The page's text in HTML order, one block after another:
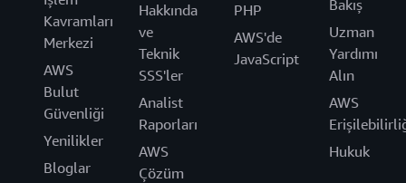
Kavramları
Merkezi
AWS
Bulut
Güvenliği
Yenilikler
Bloglar
Hakkında
ve
Teknik
SSS'ler
Analist
Raporları
AWS
Çözüm
PHP
AWS'de
JavaScript
Bakış
Uzman
Yardımı
Alın
AWS
Hukuk